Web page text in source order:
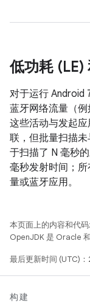
低功耗 (LE)
对于运行 Android
蓝牙网络流量（例
这些活动与发起
联，但批量扫描
于扫描了 N 毫秒
毫秒发射时间；
量或蓝牙应用。
本页面上的内容和代
OpenJDK 是 Oracle
最后更新时间 (UTC)
构建